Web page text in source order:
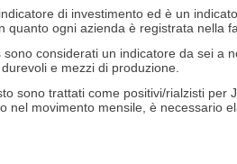
di investimento ed è un
quanto ogni azienda è registrata nella
considerati un indicatore da sei a
e mezzi di produzione.
sono trattati come positivi/rialzisti per
nel movimento mensile, è necessario